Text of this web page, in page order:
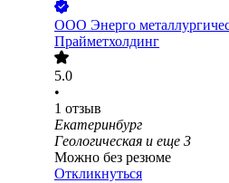
ООО Энерго
Прайметхолдинг
5.0
•
1 отзыв
Екатеринбург
Геологическая и еще 3
Можно без резюме
Откликнуться